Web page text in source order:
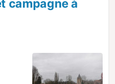
campagne à